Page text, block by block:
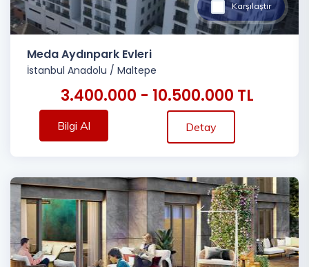
Karşılaştır
Meda Aydınpark Evleri
İstanbul Anadolu / Maltepe
3.400.000 - 10.500.000 TL
Bilgi Al Detay